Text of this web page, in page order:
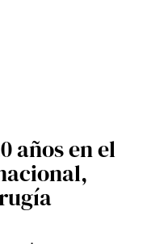
años en el